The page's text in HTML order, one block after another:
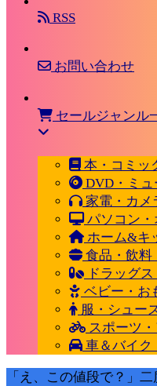
RSS
お問い合わせ
セールジャンル
本・コミッ
DVD・ミ
家電・カメ
パソコン・
ホーム&キ
食品・飲料
ドラッグ
ベビー・お
服・シュー
スポーツ
車＆バイク
「え、この値段で？」